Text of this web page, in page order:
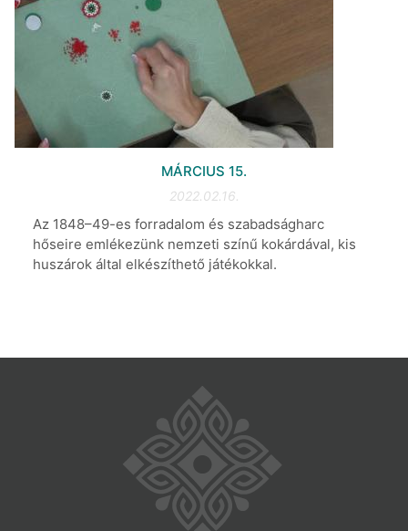
MÁRCIUS 15.
2022.02.16.
Az 1848–49-es forradalom és szabadságharc
hőseire emlékezünk nemzeti színű kokárdával, kis
huszárok által elkészíthető játékokkal.